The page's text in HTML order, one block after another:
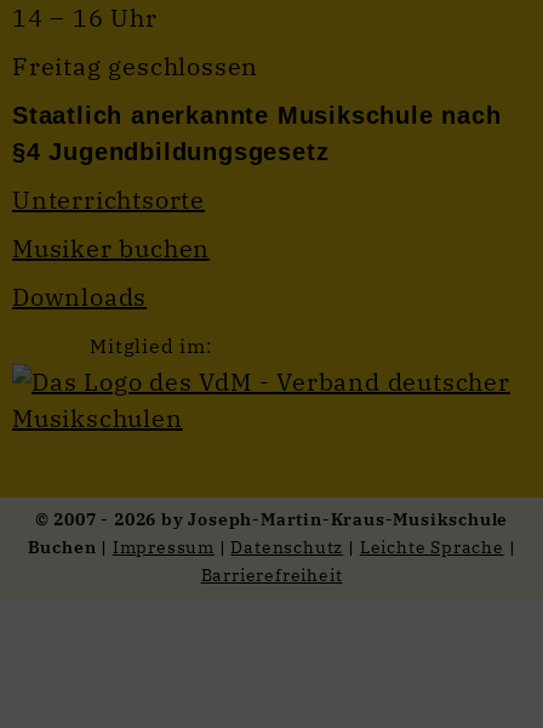
14 – 16 Uhr
Freitag geschlossen
Staatlich anerkannte Musikschule nach
§4 Jugendbildungsgesetz
Unterrichtsorte
Musiker buchen
Downloads
Mitglied im:
© 2007 - 2026 by Joseph-Martin-Kraus-Musikschule
Buchen | Impressum | Datenschutz | Leichte Sprache |
Barrierefreiheit